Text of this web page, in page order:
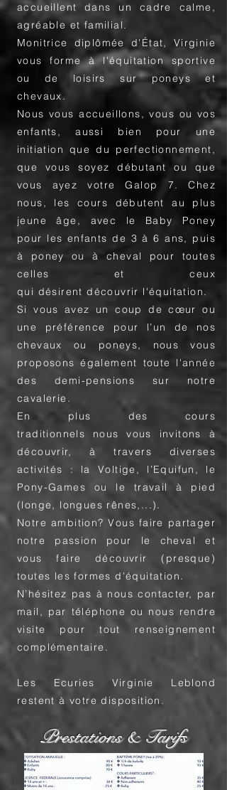
accueillent dans un cadre calme,
agréable et familial.
Monitrice diplômée d'État, Virginie
vous forme à l'équitation sportive
ou de loisirs sur poneys et
chevaux.
Nous vous accueillons, vous ou vos
enfants, aussi bien pour une
initiation que du perfectionnement,
que vous soyez débutant ou que
vous ayez votre Galop 7. Chez
nous, les cours débutent au plus
jeune âge, avec le Baby Poney
pour les enfants de 3 à 6 ans, puis
à poney ou à cheval pour toutes
celles et ceux
qui désirent découvrir l'équitation.
Si vous avez un coup de cœur ou
une préférence pour l’un de nos
chevaux ou poneys, nous vous
proposons également toute l'année
des demi-pensions sur notre
cavalerie.
En plus des cours
traditionnels nous vous invitons à
découvrir, à travers diverses
activités : la Voltige, l’Equifun, le
Pony-Games ou le travail à pied
(longe, longues rênes,...).
Notre ambition? Vous faire partager
notre passion pour le cheval et
vous faire découvrir (presque)
toutes les formes d'équitation.
N’hésitez pas à nous contacter, par
mail, par téléphone ou nous rendre
visite pour tout renseignement
complémentaire.
Les Ecuries Virginie Leblond
restent à votre disposition.
Prestations & Tarifs